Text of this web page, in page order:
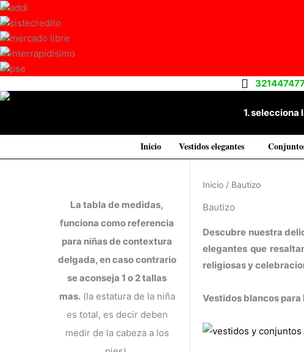
Ir
al
contenido
1. selecciona
Inicio Vestidos elegantes
La tabla de medidas,
funciona como referencia
para niñas de contextura
delgada, en caso contrario
se aconseja 1 o 2 tallas
mas.(la estatura de la niña
es total, es decir deben
medir de la cabeza a los
Inicio / Bautizo
Bautizo
Descubre nuestra
elegantes que
religiosas y
Vestidos blancos